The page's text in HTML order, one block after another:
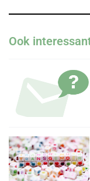
Ook